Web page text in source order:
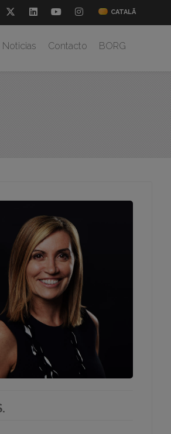
CATALÃ
Noticias Contacto BORG